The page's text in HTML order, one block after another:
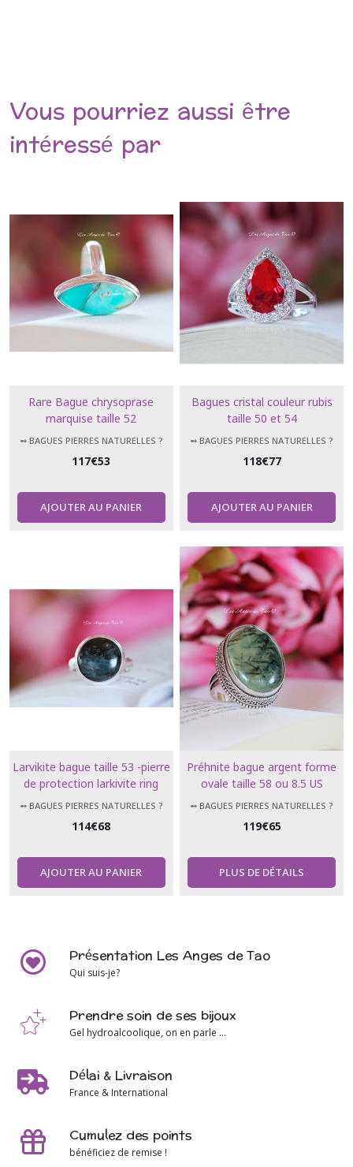
Vous pourriez aussi être
intéressé par
Rare Bague chrysoprase
marquise taille 52
➻ BAGUES PIERRES NATURELLES ?
117€53
AJOUTER AU PANIER
Bagues cristal couleur rubis
taille 50 et 54
➻ BAGUES PIERRES NATURELLES ?
118€77
AJOUTER AU PANIER
Larvikite bague taille 53 -pierre
de protection larkivite ring
➻ BAGUES PIERRES NATURELLES ?
114€68
AJOUTER AU PANIER
Préhnite bague argent forme
ovale taille 58 ou 8.5 US
➻ BAGUES PIERRES NATURELLES ?
119€65
PLUS DE DÉTAILS
Présentation Les Anges de Tao
Qui suis-je?
Prendre soin de ses bijoux
Gel hydroalcoolique, on en parle ...
Délai & Livraison
France & International
Cumulez des points
bénéficiez de remise !